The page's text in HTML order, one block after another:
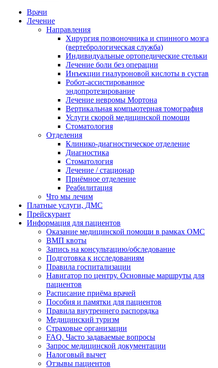
Врачи
Лечение
Направления
Хирургия позвоночника и спинного мозга
(вертебрологическая служба)
Индивидуальные ортопедические стельки
Лечение боли без операции
Инъекции гиалуроновой кислоты в сустав
Робот-ассистированное
эндопротезирование
Лечение невромы Мортона
Вертикальная компьютерная томография
Услуги скорой медицинской помощи
Стоматология
Отделения
Клинико-диагностическое отделение
Диагностика
Стоматология
Лечение / стационар
Приёмное отделение
Реабилитация
Что мы лечим
Платные услуги, ДМС
Прейскурант
Информация для пациентов
Оказание медицинской помощи в рамках ОМС
ВМП квоты
Запись на консультацию/обследование
Подготовка к исследованиям
Правила госпитализации
Навигатор по центру. Основные маршруты для
пациентов
Расписание приёма врачей
Пособия и памятки для пациентов
Правила внутреннего распорядка
Медицинский туризм
Страховые организации
FAQ. Часто задаваемые вопросы
Запрос медицинской документации
Налоговый вычет
Отзывы пациентов